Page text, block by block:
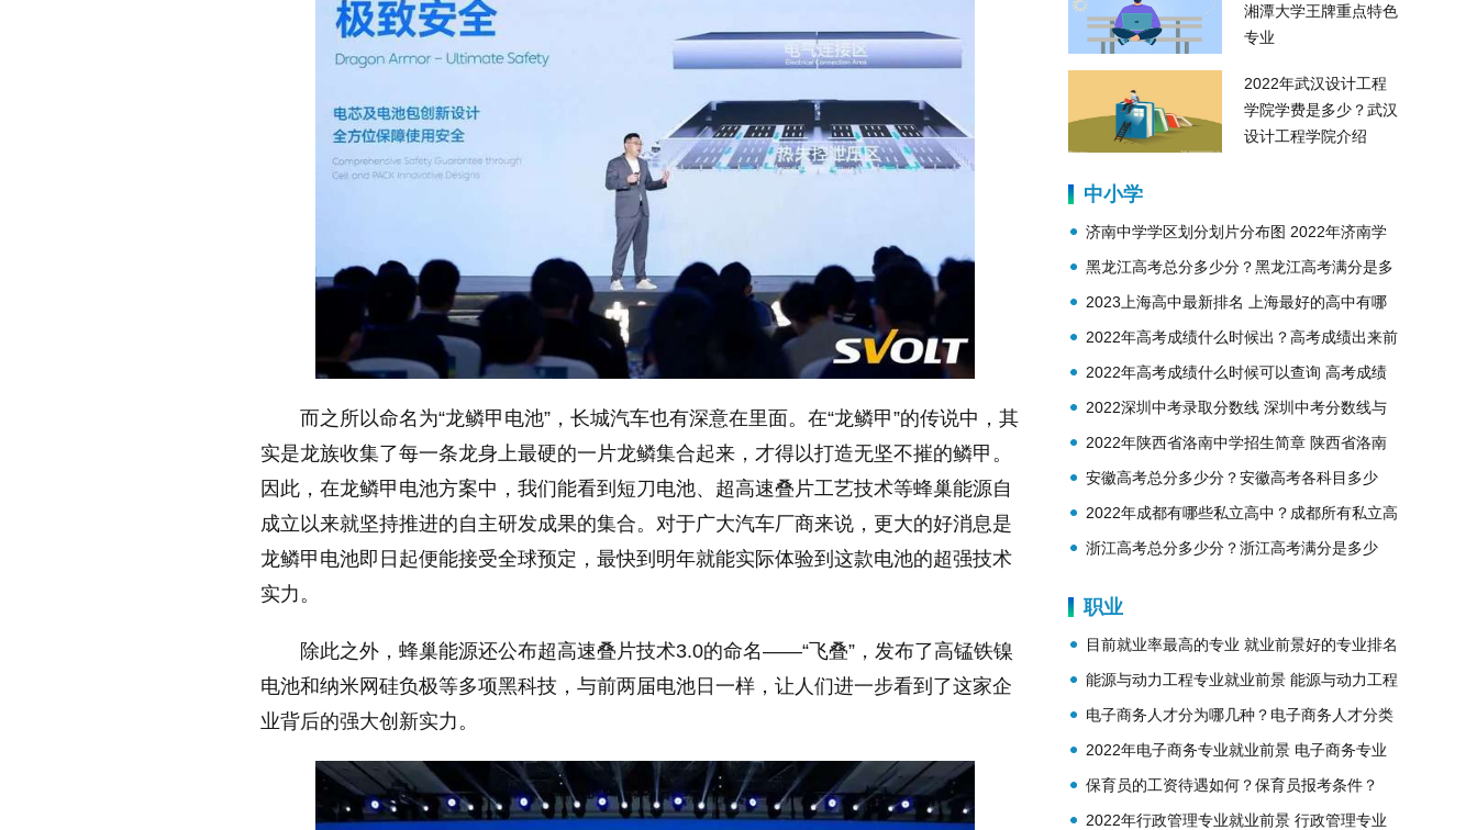
而之所以命名为“龙鳞甲电池”，长城汽车也有深意在里面。在“龙鳞甲”的传说中，其
实是龙族收集了每一条龙身上最硬的一片龙鳞集合起来，才得以打造无坚不摧的鳞甲。
因此，在龙鳞甲电池方案中，我们能看到短刀电池、超高速叠片工艺技术等蜂巢能源自
成立以来就坚持推进的自主研发成果的集合。对于广大汽车厂商来说，更大的好消息是
龙鳞甲电池即日起便能接受全球预定，最快到明年就能实际体验到这款电池的超强技术
实力。
除此之外，蜂巢能源还公布超高速叠片技术3.0的命名——“飞叠”，发布了高锰铁镍
电池和纳米网硅负极等多项黑科技，与前两届电池日一样，让人们进一步看到了这家企
业背后的强大创新实力。
湘潭大学王牌重点特色
专业
2022年武汉设计工程
学院学费是多少？武汉
设计工程学院介绍
中小学
济南中学学区划分划片分布图 2022年济南学
区划分划片公布
黑龙江高考总分多少分？黑龙江高考满分是多
少分？
2023上海高中最新排名 上海最好的高中有哪
些？
2022年高考成绩什么时候出？高考成绩出来前
干什么？
2022年高考成绩什么时候可以查询 高考成绩
在哪里查询
2022深圳中考录取分数线 深圳中考分数线与
录取线2023
2022年陕西省洛南中学招生简章 陕西省洛南
中学简介
安徽高考总分多少分？安徽高考各科目多少
分？
2022年成都有哪些私立高中？成都所有私立高
中学校名单
浙江高考总分多少分？浙江高考满分是多少
职业
目前就业率最高的专业 就业前景好的专业排名
能源与动力工程专业就业前景 能源与动力工程
专业就业方向
电子商务人才分为哪几种？电子商务人才分类
2022年电子商务专业就业前景 电子商务专业
简介
保育员的工资待遇如何？保育员报考条件？
2022年行政管理专业就业前景 行政管理专业